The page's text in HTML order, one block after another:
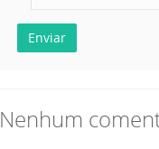
Enviar
Nenhum